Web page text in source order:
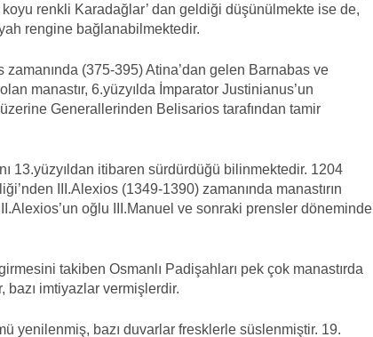
renkli Karadağlar’ dan geldiği düşünülmekte ise de,
rengine bağlanabilmektedir.
(375-395) Atina’dan gelen Barnabas ve
manastır, 6.yüzyılda İmparator Justinianus’un
Generallerinden Belisarios tarafından tamir
13.yüzyıldan itibaren sürdürdüğü bilinmektedir. 1204
III.Alexios (1349-1390) zamanında manastırın
oğlu III.Manuel ve sonraki prensler döneminde
takiben Osmanlı Padişahları pek çok manastırda
bazı imtiyazlar vermişlerdir.
yenilenmiş, bazı duvarlar fresklerle süslenmiştir. 19.